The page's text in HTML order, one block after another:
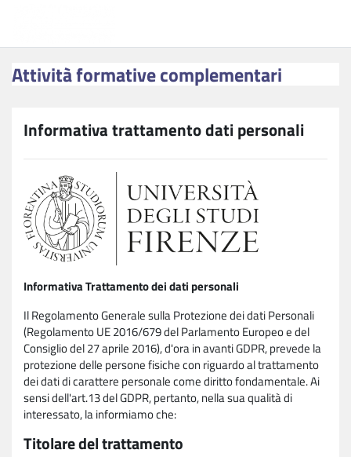
Attività formative complementari
Informativa trattamento dati personali
Informativa Trattamento dei dati personali
Il Regolamento Generale sulla Protezione dei dati Personali
(Regolamento UE 2016/679 del Parlamento Europeo e del
Consiglio del 27 aprile 2016), d'ora in avanti GDPR, prevede la
protezione delle persone fisiche con riguardo al trattamento
dei dati di carattere personale come diritto fondamentale. Ai
sensi dell'art.13 del GDPR, pertanto, nella sua qualità di
interessato, la informiamo che:
Titolare del trattamento